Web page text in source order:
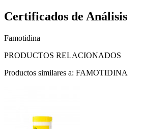
Certificados de Análisis
Famotidina
PRODUCTOS RELACIONADOS
Productos similares a: FAMOTIDINA